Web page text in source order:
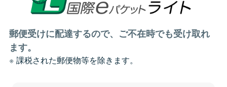
郵便受けに配達するので、ご不在時でも受け取れ
ます。
課税された郵便物等を除きます。